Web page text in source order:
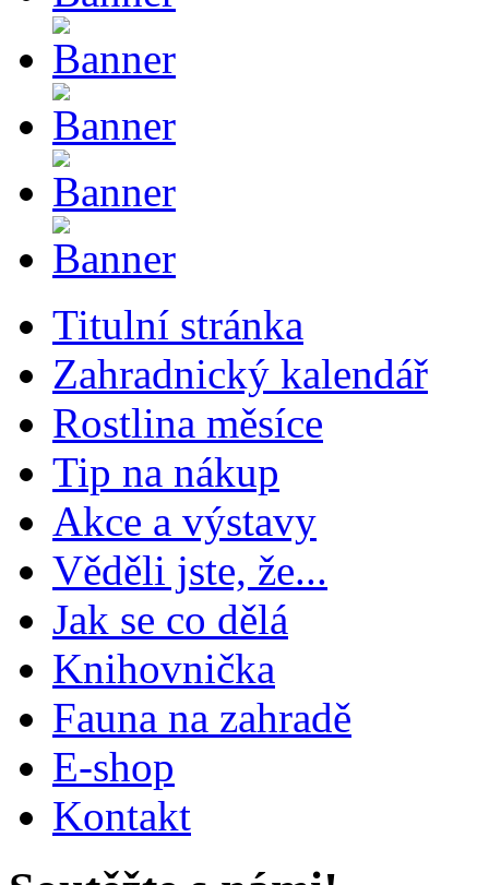
Titulní stránka
Zahradnický kalendář
Rostlina měsíce
Tip na nákup
Akce a výstavy
Věděli jste, že...
Jak se co dělá
Knihovnička
Fauna na zahradě
E-shop
Kontakt